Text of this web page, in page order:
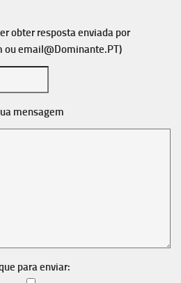
obter resposta enviada por
ouemail@Dominante.PT)
mensagem
para enviar: